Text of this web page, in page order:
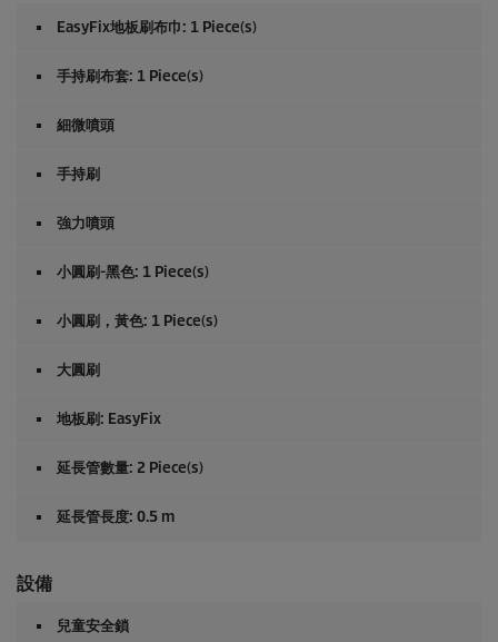
EasyFix地板刷布巾: 1 Piece(s)
手持刷布套: 1 Piece(s)
細微噴頭
手持刷
強力噴頭
小圓刷-黑色: 1 Piece(s)
小圓刷，黃色: 1 Piece(s)
大圓刷
地板刷: EasyFix
延長管數量: 2 Piece(s)
延長管長度: 0.5 m
設備
兒童安全鎖